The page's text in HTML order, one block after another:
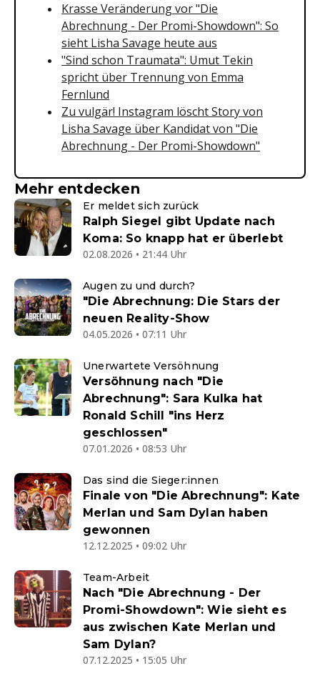
Krasse Veränderung vor "Die
Abrechnung - Der Promi-Showdown": So
sieht Lisha Savage heute aus
"Sind schon Traumata": Umut Tekin
spricht über Trennung von Emma
Fernlund
Zu vulgär! Instagram löscht Story von
Lisha Savage über Kandidat von "Die
Abrechnung - Der Promi-Showdown"
Mehr entdecken
Er meldet sich zurück
Ralph Siegel gibt Update nach
Koma: So knapp hat er überlebt
02.08.2026 • 21:44 Uhr
Augen zu und durch?
"Die Abrechnung: Die Stars der
neuen Reality-Show
04.05.2026 • 07:11 Uhr
Unerwartete Versöhnung
Versöhnung nach "Die
Abrechnung": Sara Kulka hat
Ronald Schill "ins Herz
geschlossen"
07.01.2026 • 08:53 Uhr
Das sind die Sieger:innen
Finale von "Die Abrechnung": Kate
Merlan und Sam Dylan haben
gewonnen
12.12.2025 • 09:02 Uhr
Team-Arbeit
Nach "Die Abrechnung - Der
Promi-Showdown": Wie sieht es
aus zwischen Kate Merlan und
Sam Dylan?
07.12.2025 • 15:05 Uhr